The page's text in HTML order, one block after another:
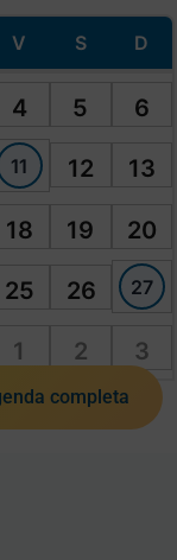
V S D
4 5 6
11 12 13
18 19 20
25 26 27
1 2 3
completa